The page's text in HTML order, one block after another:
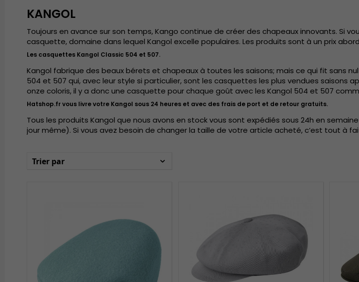
KANGOL
Toujours en avance sur son temps, Kango continue de créer des chapeaux innovants. Si
casquette, domaine dans lequel Kangol excelle populaires. Les produits sont à un prix
Les casquettes Kangol Classic 504 et 507.
Kangol fabrique des beaux bérets et chapeaux à toutes les saisons; mais ce qui fit sans
504 et 507 qui, avec leur style si particulier, sont les casquettes les plus vendues saisons
onze coloris, il y a donc une casquette pour chaque goût avec les Kangol 504 et 507
Hatshop.fr vous livre votre Kangol sous 24 heures et avec des frais de port et de retour gratuits.
Tous les produits Kangol que nous avons en stock vous sont expédiés sous 24h en
jour même). Si vous avez besoin de changer la taille de votre article acheté, c’est tout à
Trier par